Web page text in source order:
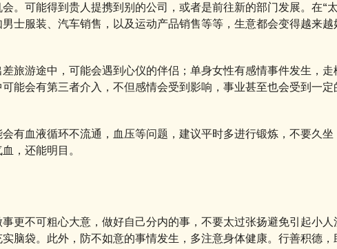
。可能得到贵人提携到别的公司，或者是前往新的部门发展。在“
士服装、汽车销售，以及运动产品销售等等，生意都会变得越来越
旅游途中，可能会遇到心仪的伴侣；单身女性有感情事件发生，
能会有第三者介入，不但感情会受到影响，事业甚至也会受到一定
有血液循环不流通，血压等问题，建议平时多进行锻炼，不要久
，还能明目。
更不可粗心大意，做好自己分内的事，不要太过张扬避免引起小
脑袋。此外，防不如意的事情发生，多注意身体健康。行善积德，